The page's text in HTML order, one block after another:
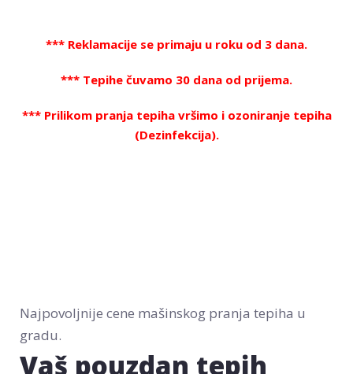
*** Reklamacije se primaju u roku od 3 dana.
*** Tepihe čuvamo 30 dana od prijema.
*** Prilikom pranja tepiha vršimo i ozoniranje tepiha
(Dezinfekcija).
Najpovoljnije cene mašinskog pranja tepiha u
gradu.
Vaš pouzdan tepih